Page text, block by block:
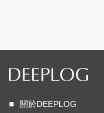
關於DEEPLOG